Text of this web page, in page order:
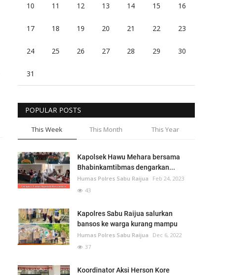
10 11 12 13 14 15 16
17 18 19 20 21 22 23
24 25 26 27 28 29 30
31
POPULAR POSTS
This Week This Month This Year
Kapolsek Hawu Mehara bersama
Bhabinkamtibmas dengarkan...
Humas Polres Sabu Raijua
Feb 24, 2023
43
Kapolres Sabu Raijua salurkan
bansos ke warga kurang mampu
Humas Polres Sabu Raijua
Dec 6, 2022
37
Koordinator Aksi Herson Kore